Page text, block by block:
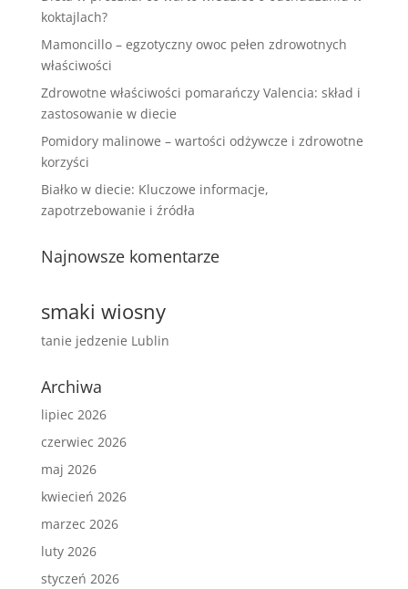
koktajlach?
Mamoncillo – egzotyczny owoc pełen zdrowotnych
właściwości
Zdrowotne właściwości pomarańczy Valencia: skład i
zastosowanie w diecie
Pomidory malinowe – wartości odżywcze i zdrowotne
korzyści
Białko w diecie: Kluczowe informacje,
zapotrzebowanie i źródła
Najnowsze komentarze
smaki wiosny
tanie jedzenie Lublin
Archiwa
lipiec 2026
czerwiec 2026
maj 2026
kwiecień 2026
marzec 2026
luty 2026
styczeń 2026